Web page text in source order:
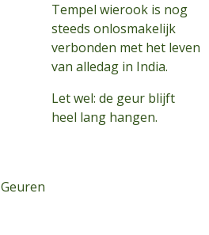
Tempel wierook is nog
steeds onlosmakelijk
verbonden met het leven
van alledag in India.
Let wel: de geur blijft
heel lang hangen.